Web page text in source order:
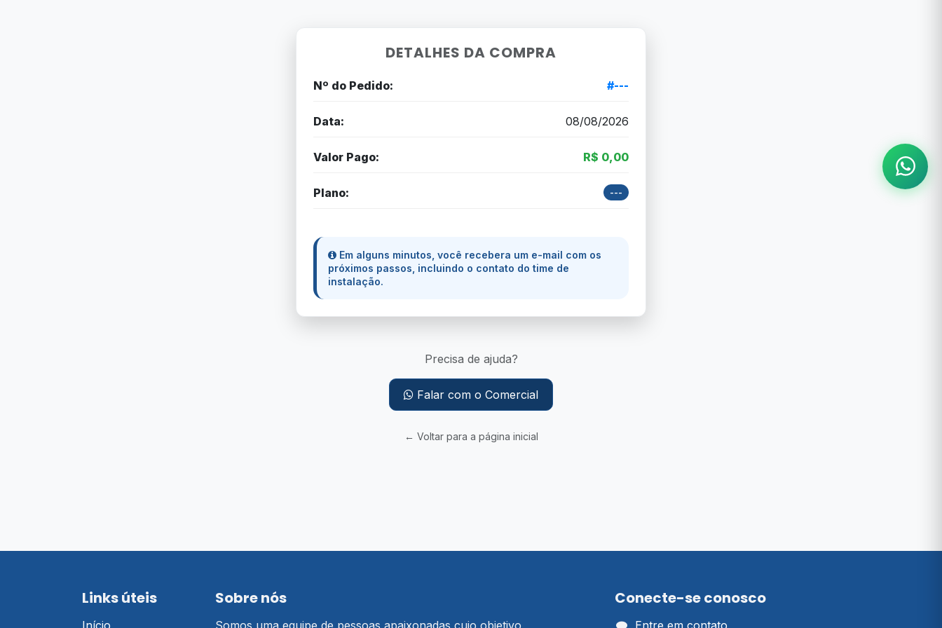
DETALHES DA COMPRA
Nº do Pedido: #---
Data: 08/08/2026
Valor Pago: R$ 0,00
Plano: ---
Em alguns minutos, você recebera um e-mail com os
próximos passos, incluindo o contato do time de
instalação.
Precisa de ajuda?
Falar com o Comercial
← Voltar para a página inicial
Links úteis
Início
Sobre nós
Somos uma equipe de pessoas apaixonadas cujo objetivo
Conecte-se conosco
Entre em contato